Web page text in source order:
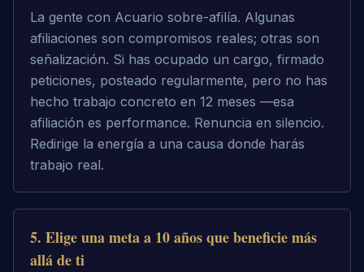
La gente con Acuario sobre-afilía. Algunas
afiliaciones son compromisos reales; otras son
señalización. Si has ocupado un cargo, firmado
peticiones, posteado regularmente, pero no has
hecho trabajo concreto en 12 meses —esa
afiliación es performance. Renuncia en silencio.
Redirige la energía a una causa donde harás
trabajo real.
5. Elige una meta a 10 años que beneficie más
allá de ti